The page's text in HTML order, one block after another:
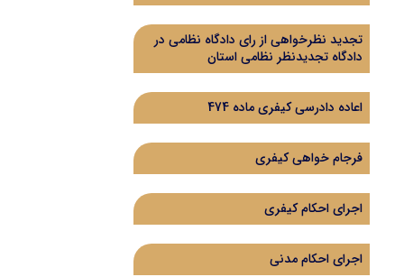
تجدید نظرخواهی از رای دادگاه‌ نظامی در
دادگاه تجدیدنظر نظامی استان
اعاده دادرسی کیفری ماده 474
فرجام خواهی کیفری
اجرای احکام کیفری
اجرای احکام مدنی